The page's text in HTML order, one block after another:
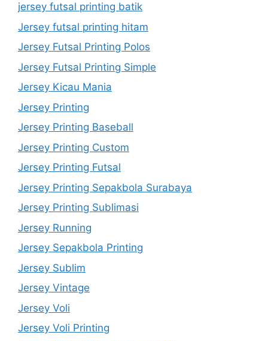
jersey futsal printing batik
Jersey futsal printing hitam
Jersey Futsal Printing Polos
Jersey Futsal Printing Simple
Jersey Kicau Mania
Jersey Printing
Jersey Printing Baseball
Jersey Printing Custom
Jersey Printing Futsal
Jersey Printing Sepakbola Surabaya
Jersey Printing Sublimasi
Jersey Running
Jersey Sepakbola Printing
Jersey Sublim
Jersey Vintage
Jersey Voli
Jersey Voli Printing